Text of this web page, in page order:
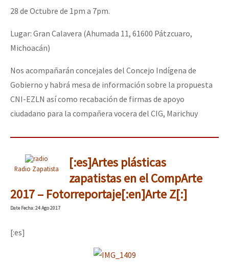
28 de Octubre de 1pm a 7pm.
Lugar: Gran Calavera (Ahumada 11, 61600 Pátzcuaro,
Michoacán)
Nos acompañarán concejales del Concejo Indígena de
Gobierno y habrá mesa de información sobre la propuesta
CNI-EZLN así como recabación de firmas de apoyo
ciudadano para la compañera vocera del CIG, Marichuy
Radio Zapatista
[:es]Artes plásticas
zapatistas en el CompArte
2017 – Fotorreportaje[:en]Arte Z[:]
DateFecha: 24 Ago 2017
[:es]